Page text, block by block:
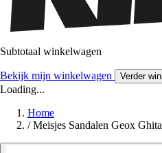
Subtotaal winkelwagen
Bekijk mijn winkelwagen Verder
Loading...
Home
/ Meisjes Sandalen Geox Ghita